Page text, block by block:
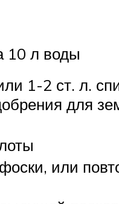
10 л воды
1-2 ст. л.
для
или